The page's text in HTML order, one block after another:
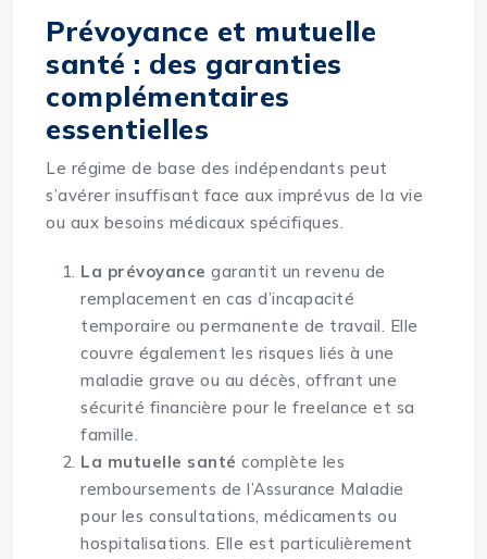
Prévoyance et mutuelle
santé : des garanties
complémentaires
essentielles
Le régime de base des indépendants peut
s’avérer insuffisant face aux imprévus de la vie
ou aux besoins médicaux spécifiques.
La prévoyance garantit un revenu de
remplacement en cas d’incapacité
temporaire ou permanente de travail. Elle
couvre également les risques liés à une
maladie grave ou au décès, offrant une
sécurité financière pour le freelance et sa
famille.
La mutuelle santé complète les
remboursements de l’Assurance Maladie
pour les consultations, médicaments ou
hospitalisations. Elle est particulièrement